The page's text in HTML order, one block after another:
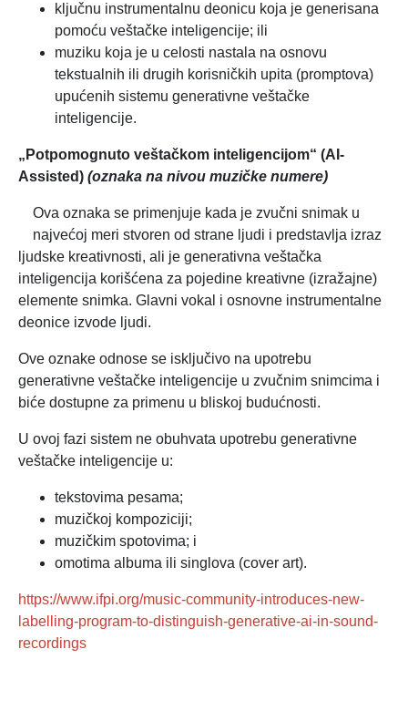
ključnu instrumentalnu deonicu koja je generisana
pomoću veštačke inteligencije; ili
muziku koja je u celosti nastala na osnovu
tekstualnih ili drugih korisničkih upita (promptova)
upućenih sistemu generativne veštačke
inteligencije.
„Potpomognuto veštačkom inteligencijom“ (AI-
Assisted) (oznaka na nivou muzičke numere)
Ova oznaka se primenjuje kada je zvučni snimak u
najvećoj meri stvoren od strane ljudi i predstavlja izraz
ljudske kreativnosti, ali je generativna veštačka
inteligencija korišćena za pojedine kreativne (izražajne)
elemente snimka. Glavni vokal i osnovne instrumentalne
deonice izvode ljudi.
Ove oznake odnose se isključivo na upotrebu
generativne veštačke inteligencije u zvučnim snimcima i
biće dostupne za primenu u bliskoj budućnosti.
U ovoj fazi sistem ne obuhvata upotrebu generativne
veštačke inteligencije u:
tekstovima pesama;
muzičkoj kompoziciji;
muzičkim spotovima; i
omotima albuma ili singlova (cover art).
https://www.ifpi.org/music-community-introduces-new-
labelling-program-to-distinguish-generative-ai-in-sound-
recordings